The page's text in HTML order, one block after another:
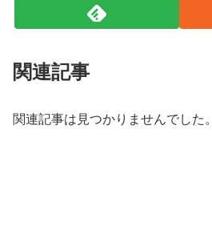
関連記事
関連記事は見つかりませんでした。